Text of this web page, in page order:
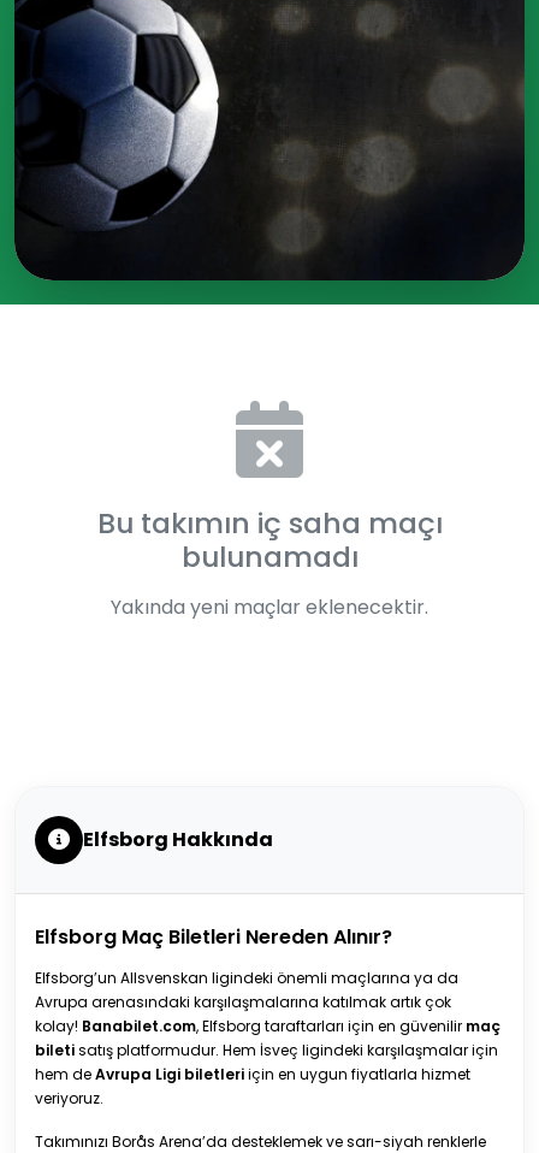
Bu takımın iç saha maçı
bulunamadı
Yakında yeni maçlar eklenecektir.
Elfsborg Hakkında
Elfsborg Maç Biletleri Nereden Alınır?
Elfsborg’un Allsvenskan ligindeki önemli maçlarına ya da
Avrupa arenasındaki karşılaşmalarına katılmak artık çok
kolay! Banabilet.com, Elfsborg taraftarları için en güvenilir maç
biletisatış platformudur. Hem İsveç ligindeki karşılaşmalar için
hem deAvrupa Ligi biletleriiçin en uygun fiyatlarla hizmet
veriyoruz.
Takımınızı Borås Arena’da desteklemek ve sarı-siyah renklerle